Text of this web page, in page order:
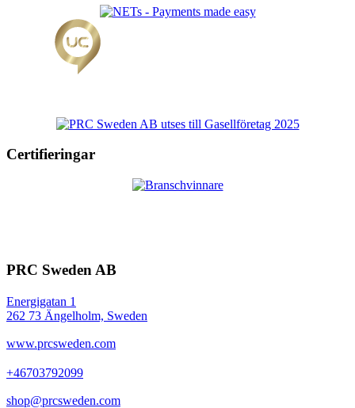
Certifieringar
PRC Sweden AB
Energigatan 1
262 73 Ängelholm, Sweden
www.prcsweden.com
+46703792099
shop@prcsweden.com